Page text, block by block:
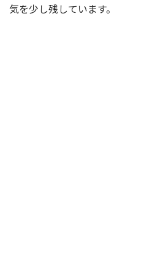
気を少し残しています。